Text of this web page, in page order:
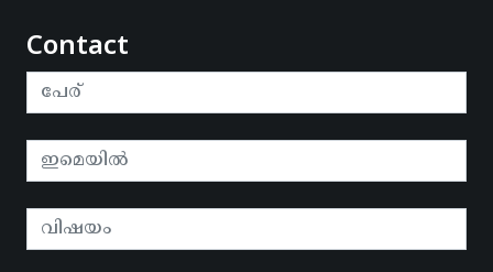
Contact